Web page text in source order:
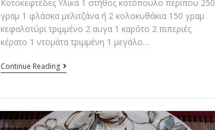
Κοτοκεφτέδες Υλικά 1 στήθος κοτόπουλο περίπου 250
γραμ 1 φλάσκα μελιτζάνα ή 2 κολοκυθάκια 150 γραμ
κεφαλοτύρι τριμμένο 2 αυγα 1 καρότο 2 πιπεριές
κέρατο 1 ντομάτα τριμμένη 1 μεγάλο…
Continue Reading Κοτοκεφτέδες